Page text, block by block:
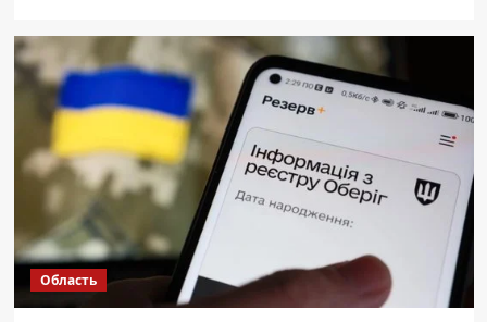
Область